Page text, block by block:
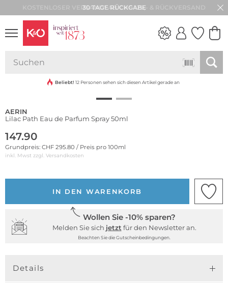
30 TAGE RÜCKGABE
VIBES
Beliebt! 12 Personen sehen sich diesen Artikel gerade an
AERIN
Lilac Path Eau de Parfum Spray 50ml
147.90
Grundpreis: CHF 295.80 / Preis pro 100ml
inkl. Mwst zzgl. Versandkosten
IN DEN WARENKORB
Wollen Sie -10% sparen?
Melden Sie sich jetzt für den Newsletter an.
Beachten Sie die Gutscheinbedingungen.
Details